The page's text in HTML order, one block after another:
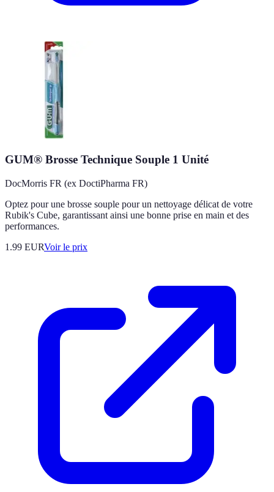
GUM® Brosse Technique Souple 1 Unité
DocMorris FR (ex DoctiPharma FR)
Optez pour une brosse souple pour un nettoyage délicat de votre
Rubik's Cube, garantissant ainsi une bonne prise en main et des
performances.
1.99 EURVoir le prix